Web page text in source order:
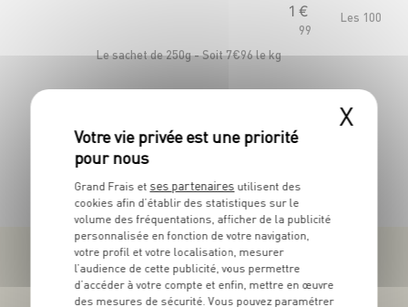
1 €
99
Le sachet de 250g - Soit 7€96 le kg
Les 100g -
X
Grand Frais et ses partenaires utilisent des
cookies afin d’établir des statistiques sur le
volume des fréquentations, afficher de la publicité
personnalisée en fonction de votre navigation,
votre profil et votre localisation, mesurer
l’audience de cette publicité, vous permettre
d’accéder à votre compte et enfin, mettre en œuvre
des mesures de sécurité. Vous pouvez paramétrer